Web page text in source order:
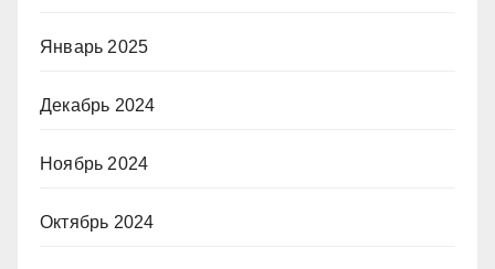
Январь 2025
Декабрь 2024
Ноябрь 2024
Октябрь 2024